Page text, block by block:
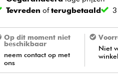
Tevreden ofterugbetaald
Op dit moment niet
beschikbaar
neem contact op met
ons
Niet
winkel